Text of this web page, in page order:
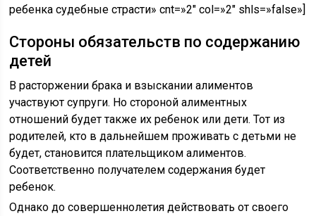
ребенка судебные страсти» cnt=»2″ col=»2″ shls=»false»]
Стороны обязательств по содержанию
детей
В расторжении брака и взыскании алиментов
участвуют супруги. Но стороной алиментных
отношений будет также их ребенок или дети. Тот из
родителей, кто в дальнейшем проживать с детьми не
будет, становится плательщиком алиментов.
Соответственно получателем содержания будет
ребенок.
Однако до совершеннолетия действовать от своего